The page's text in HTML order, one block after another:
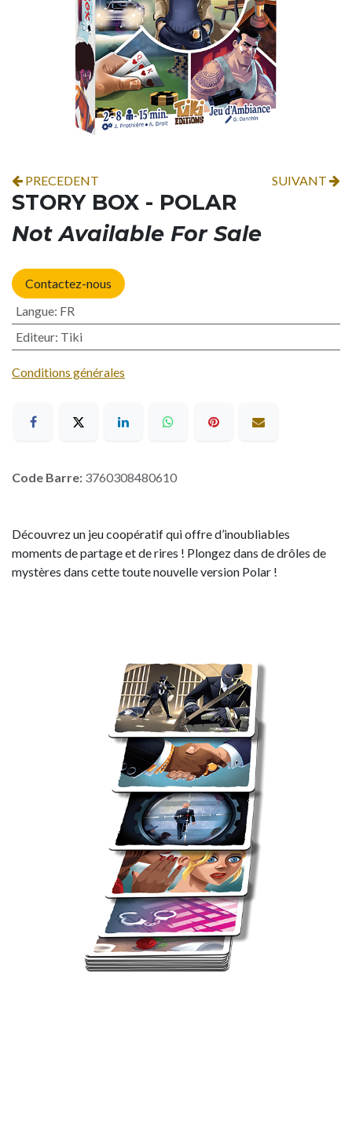
PRECEDENT SUIVANT
STORY BOX - POLAR
Not Available For Sale
Contactez-nous
Langue: FR
Editeur: Tiki
Conditions générales
Code Barre: 3760308480610
Découvrez un jeu coopératif qui offre d’inoubliables
moments de partage et de rires ! Plongez dans de drôles de
mystères dans cette toute nouvelle version Polar !